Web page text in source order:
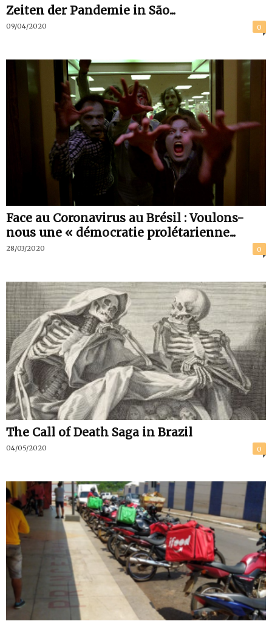
Zeiten der Pandemie in São...
09/04/2020 0
Face au Coronavirus au Brésil : Voulons-
nous une « démocratie prolétarienne...
28/03/2020 0
The Call of Death Saga in Brazil
04/05/2020 0